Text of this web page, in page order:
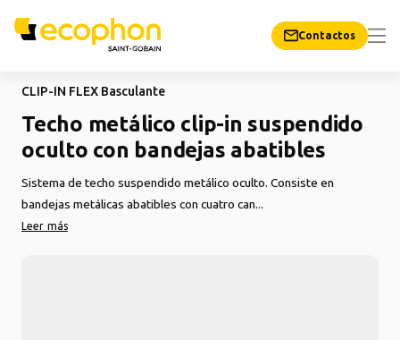
Contactos
CLIP-IN FLEX Basculante
Techo metálico clip-in suspendido
oculto con bandejas abatibles
Sistema de techo suspendido metálico oculto. Consiste en
bandejas metálicas abatibles con cuatro can...
Leer más